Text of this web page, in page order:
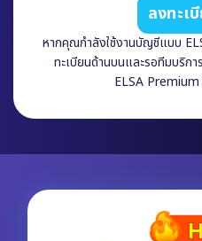
ลงทะเ
หากคุณกำลังใช้งานบัญชีแบบ
ทะเบียนด้านบนและรอทีมบริกา
ELSA Premium